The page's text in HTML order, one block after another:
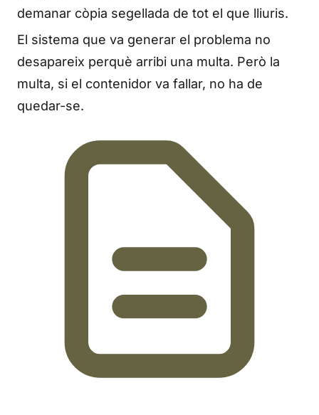
demanar còpia segellada de tot el que lliuris.
El sistema que va generar el problema no
desapareix perquè arribi una multa. Però la
multa, si el contenidor va fallar, no ha de
quedar-se.